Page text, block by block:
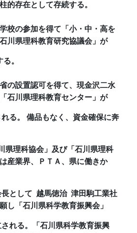
的存在として存続する。
校の参加を得て「小・中・高を
川県理科教育研究協議会」が
の設置認可を得て、現金沢二水
石川県理科教育センター」が
れる。 備品もなく、資金確保に奔
県理科協会」及び「石川県理科
産業界、ＰＴＡ、県に働きか
長として 越馬徳治 津田駒工業社
し「石川県科学教育振興会」
れる。「石川県科学教育振興